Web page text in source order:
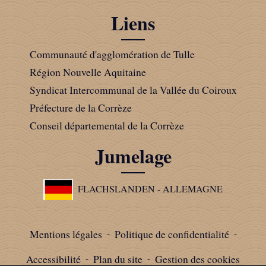
Liens
Communauté d'agglomération de Tulle
Région Nouvelle Aquitaine
Syndicat Intercommunal de la Vallée du Coiroux
Préfecture de la Corrèze
Conseil départemental de la Corrèze
Jumelage
FLACHSLANDEN - ALLEMAGNE
Mentions légales - Politique de confidentialité -
Accessibilité - Plan du site - Gestion des cookies